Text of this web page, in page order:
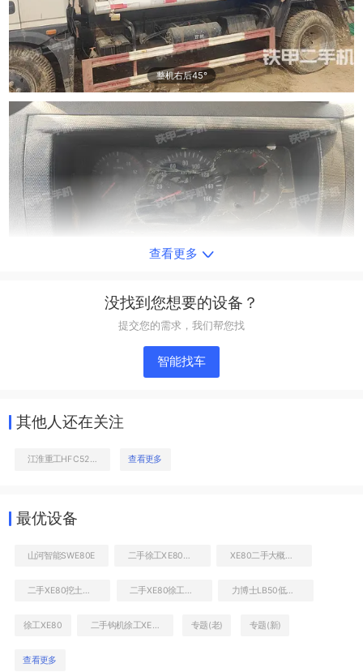
整机右后45°
查看更多
没找到您想要的设备？
提交您的需求，我们帮您找
智能找车
其他人还在关注
江淮重工HFC5260THB37泵车 查看更多
最优设备
山河智能SWE80E
力博士LB50低噪音
徐工XE80 专题(老) 专题(新)
查看更多